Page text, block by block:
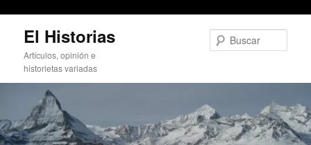
contenido
principal
El Historias
Artículos, opinión e
historietas variadas